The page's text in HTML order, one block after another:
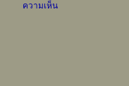
ความเห็น